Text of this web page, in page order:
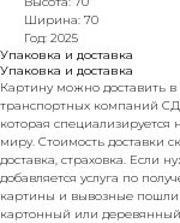
Ширина: 70
Год: 2025
Упаковка и доставка
Упаковка и доставка
Картину можно доставить в
транспортных компаний
которая специализируется
миру. Стоимость доставки
доставка, страховка. Если
добавляется услуга по
картины и вывозные
картонный или